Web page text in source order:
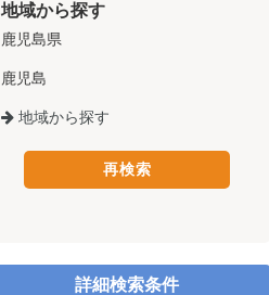
地域から探す
鹿児島県
鹿児島
地域から探す
詳細検索条件